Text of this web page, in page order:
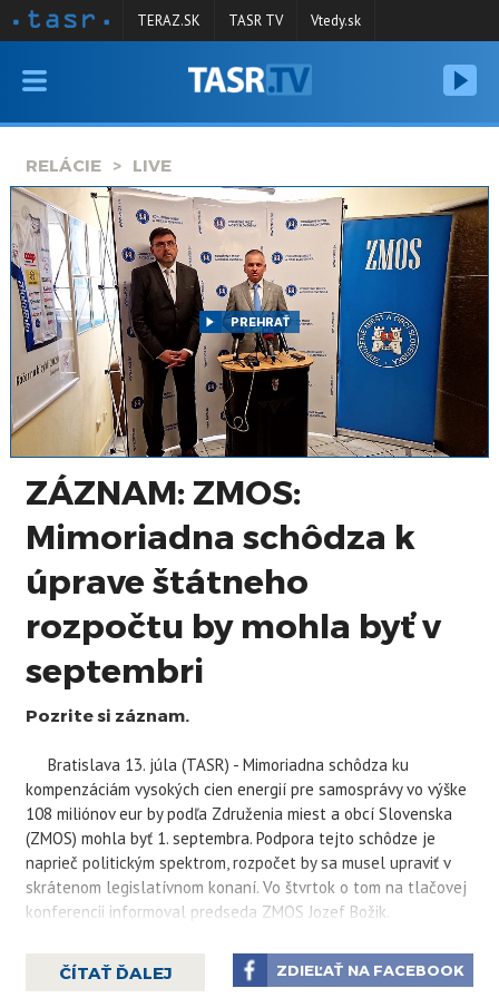
VYSIELANIE
SPRAVODAJSTVO
KONTAKT
ARCHÍV
TERAZ.SK TASR TV Vtedy.sk
RELÁCIE LIVE
PREHRAŤ
ZÁZNAM: ZMOS:
Mimoriadna schôdza k
úprave štátneho
rozpočtu by mohla byť v
septembri
Pozrite si záznam.
Bratislava 13. júla (TASR) - Mimoriadna schôdza ku
kompenzáciám vysokých cien energií pre samosprávy vo výške
108 miliónov eur by podľa Združenia miest a obcí Slovenska
(ZMOS) mohla byť 1. septembra. Podpora tejto schôdze je
naprieč politickým spektrom, rozpočet by sa musel upraviť v
skrátenom legislatívnom konaní. Vo štvrtok o tom na tlačovej
konferencii informoval predseda ZMOS Jozef Božik.
"Na rokovaní sme požiadali pána premiéra, že nemáme inú
cestu a tému potrebujeme riešiť. Predseda parlamentu mi
ČÍTAŤ ĎALEJ ZDIEĽAŤ NA FACEBOOK